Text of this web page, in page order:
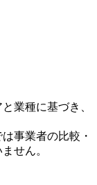
業種に基づき、
事業者の比較・
せん。